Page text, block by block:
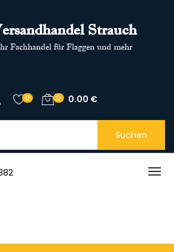
Strauch
Fachhandel für Flaggen und mehr
0 0 0.00 €
Suchen